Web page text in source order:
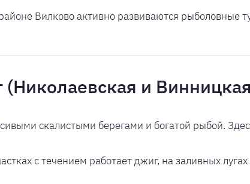
Вилково активно развиваются рыболовные
и
скалистыми берегами и богатой рыбой.
с течением работает джиг, на заливных